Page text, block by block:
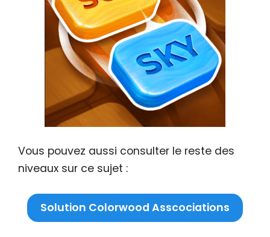
Vous pouvez aussi consulter le reste des
niveaux sur ce sujet :
Solution Colorwood Asscociations